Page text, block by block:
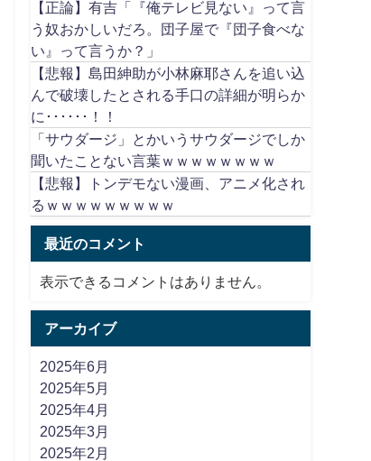
【正論】有吉「『俺テレビ見ない』って言
う奴おかしいだろ。団子屋で『団子食べな
い』って言うか？」
【悲報】島田紳助が小林麻耶さんを追い込
んで破壊したとされる手口の詳細が明らか
に･･････！！
「サウダージ」とかいうサウダージでしか
聞いたことない言葉ｗｗｗｗｗｗｗｗ
【悲報】トンデモない漫画、アニメ化され
るｗｗｗｗｗｗｗｗｗ
最近のコメント
表示できるコメントはありません。
アーカイブ
2025年6月
2025年5月
2025年4月
2025年3月
2025年2月